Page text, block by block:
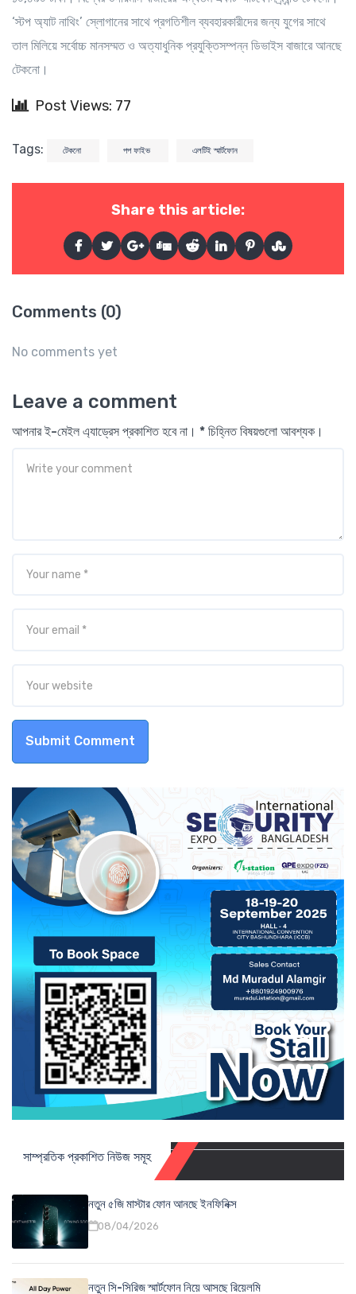
‘স্টপ অ্যাট নাথিং’ স্লোগানের সাথে প্রগতিশীল ব্যবহারকারীদের জন্য যুগের সাথে
তাল মিলিয়ে সর্বোচ্চ মানসম্মত ও অত্যাধুনিক প্রযুক্তিসম্পন্ন ডিভাইস বাজারে আনছে
টেকনো।
Post Views: 77
Tags: টেকনো পপ ফাইভ এলটিই স্মার্টফোন
Share this article:
Comments (0)
No comments yet
Leave a comment
আপনার ই-মেইল এ্যাড্রেস প্রকাশিত হবে না। * চিহ্নিত বিষয়গুলো আবশ্যক।
Submit Comment
সাম্প্রতিক প্রকাশিত নিউজ সমূহ
নতুন ৫জি মাস্টার ফোন আনছে ইনফিনিক্স
08/04/2026
নতুন সি-সিরিজ স্মার্টফোন নিয়ে আসছে রিয়েলমি